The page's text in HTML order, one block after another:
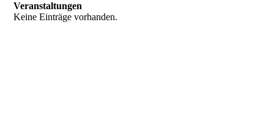
Veranstaltungen
Keine Einträge vorhanden.